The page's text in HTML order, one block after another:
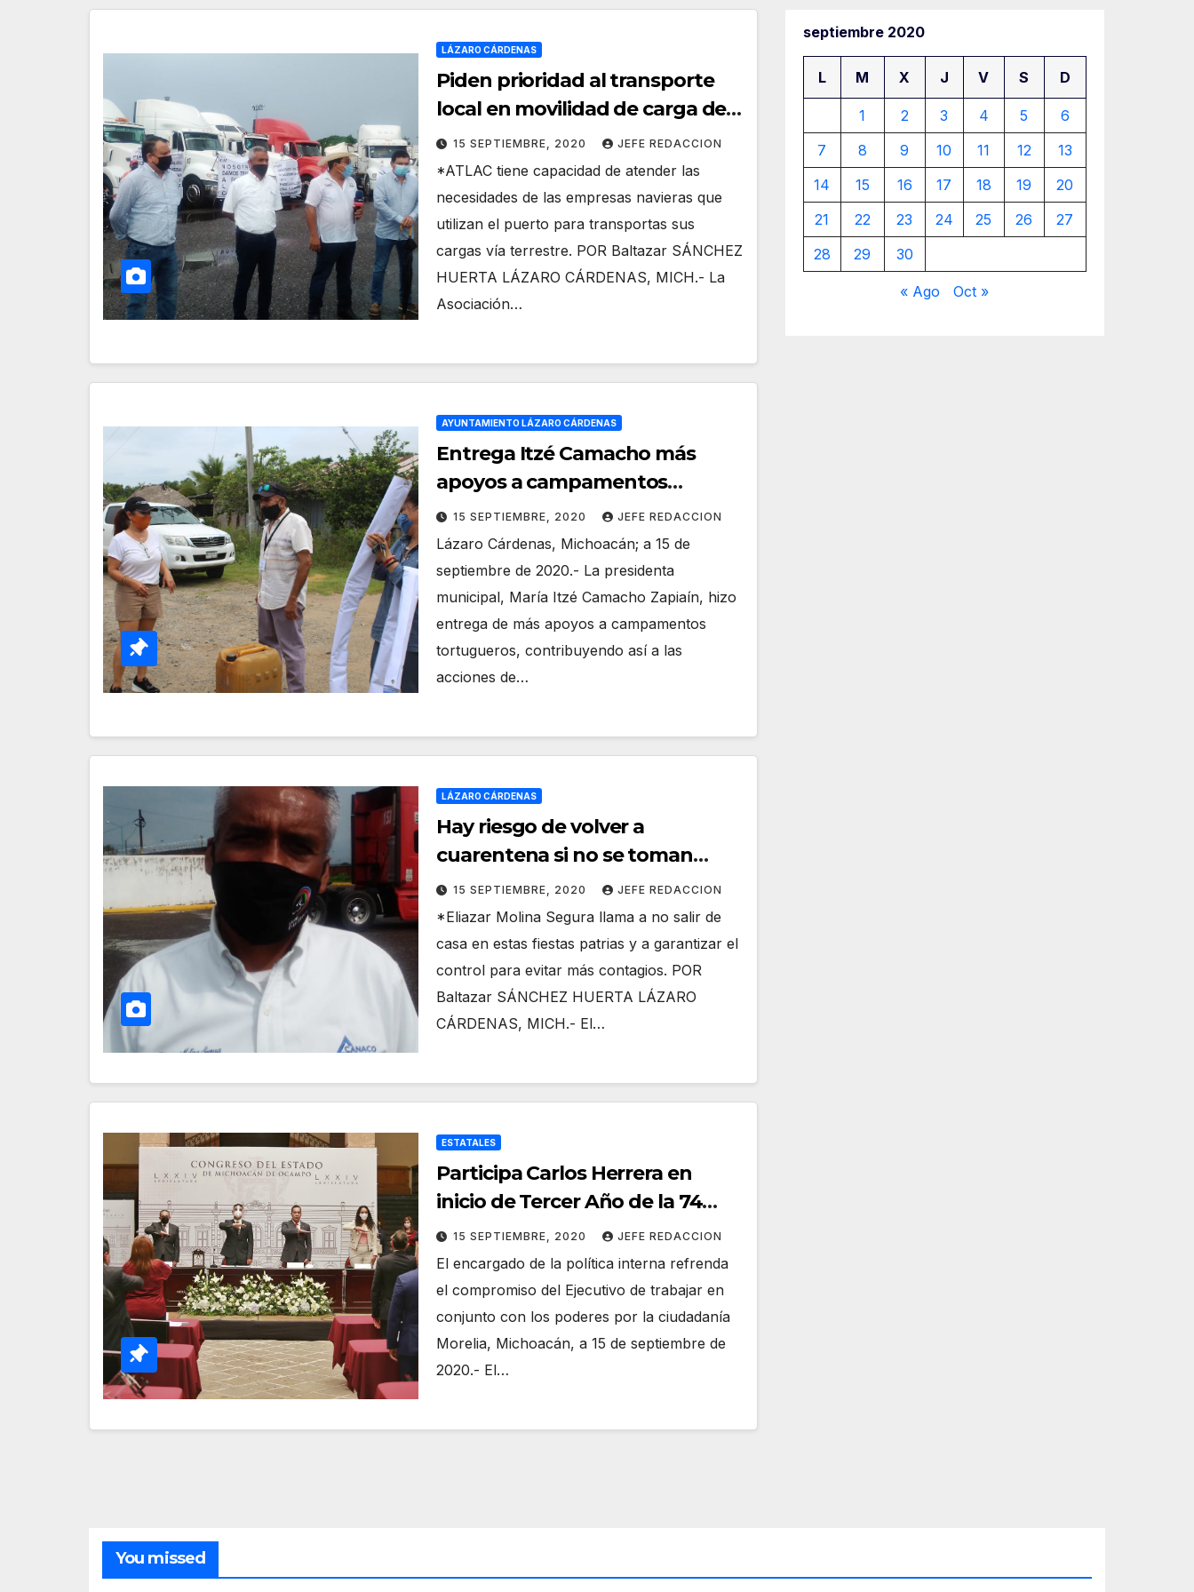
LÁZARO CÁRDENAS
Piden prioridad al transporte
local en movilidad de carga del
puerto, exige al Gobierno
Estatal y el Puerto
15 SEPTIEMBRE, 2020 JEFE REDACCION
*ATLAC tiene capacidad de atender las
necesidades de las empresas navieras que
utilizan el puerto para transportas sus
cargas vía terrestre. POR Baltazar SÁNCHEZ
HUERTA LÁZARO CÁRDENAS, MICH.- La
Asociación…
AYUNTAMIENTO LÁZARO CÁRDENAS
Entrega Itzé Camacho más
apoyos a campamentos
tortugueros
15 SEPTIEMBRE, 2020 JEFE REDACCION
Lázaro Cárdenas, Michoacán; a 15 de
septiembre de 2020.- La presidenta
municipal, María Itzé Camacho Zapiaín, hizo
entrega de más apoyos a campamentos
tortugueros, contribuyendo así a las
acciones de…
LÁZARO CÁRDENAS
Hay riesgo de volver a
cuarentena si no se toman
precauciones al reabrir
economías: Canaco
15 SEPTIEMBRE, 2020 JEFE REDACCION
*Eliazar Molina Segura llama a no salir de
casa en estas fiestas patrias y a garantizar el
control para evitar más contagios. POR
Baltazar SÁNCHEZ HUERTA LÁZARO
CÁRDENAS, MICH.- El…
ESTATALES
Participa Carlos Herrera en
inicio de Tercer Año de la 74
Legislatura
15 SEPTIEMBRE, 2020 JEFE REDACCION
El encargado de la política interna refrenda
el compromiso del Ejecutivo de trabajar en
conjunto con los poderes por la ciudadanía
Morelia, Michoacán, a 15 de septiembre de
2020.- El…
septiembre 2020
L M X J V S D
1 2 3 4 5
6
7
8 9 10 11 12
13
14
15 16 17 18 19
20
21
22 23 24 25 26
27
28
29 30
« Ago Oct »
You missed